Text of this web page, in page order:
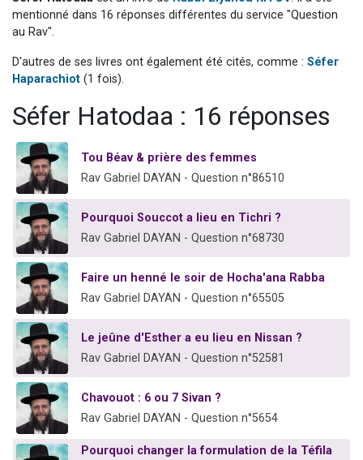
3 personnes viennent de nous rejoindre sur WhatsApp
Odaya vient de donner son Maasser
3 personnes viennent de nous rejoindre sur WhatsApp
mentionné dans 16 réponses différentes du service "Question
au Rav".
D'autres de ses livres ont également été cités, comme : Séfer
Haparachiot (1 fois).
Séfer Hatodaa : 16 réponses
Tou Béav & prière des femmes
Rav Gabriel DAYAN - Question n°86510
Pourquoi Souccot a lieu en Tichri ?
Rav Gabriel DAYAN - Question n°68730
Faire un henné le soir de Hocha'ana Rabba
Rav Gabriel DAYAN - Question n°65505
Le jeûne d'Esther a eu lieu en Nissan ?
Rav Gabriel DAYAN - Question n°52581
Chavouot : 6 ou 7 Sivan ?
Rav Gabriel DAYAN - Question n°5654
Pourquoi changer la formulation de la Téfila